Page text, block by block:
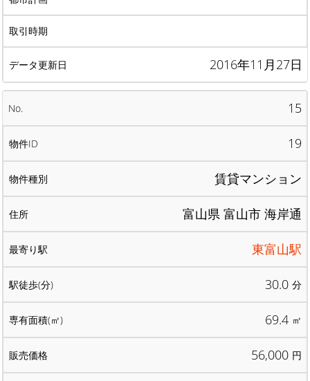
2016年11月27日
15
19
賃貸マンション
富山県 富山市 海岸通
東富山駅
30.0 分
69.4 ㎡
56,000 円